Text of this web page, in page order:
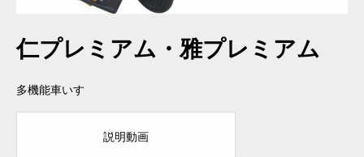
仁プレミアム・雅プレミアム
多機能車いす
説明動画